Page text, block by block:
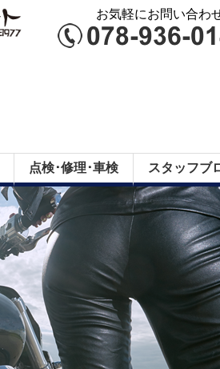
お気軽にお問い合わ
点検･修理･車検 スタッフブ